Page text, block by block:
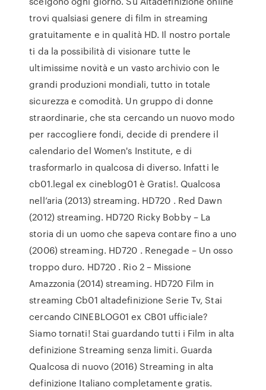
trovi qualsiasi genere di film in streaming
gratuitamente e in qualità HD. Il nostro portale
ti da la possibilità di visionare tutte le
ultimissime novità e un vasto archivio con le
grandi produzioni mondiali, tutto in totale
sicurezza e comodità. Un gruppo di donne
straordinarie, che sta cercando un nuovo modo
per raccogliere fondi, decide di prendere il
calendario del Women's Institute, e di
trasformarlo in qualcosa di diverso. Infatti le
cb01.legal ex cineblog01 è Gratis!. Qualcosa
nell’aria (2013) streaming. HD720 . Red Dawn
(2012) streaming. HD720 Ricky Bobby – La
storia di un uomo che sapeva contare fino a uno
(2006) streaming. HD720 . Renegade – Un osso
troppo duro. HD720 . Rio 2 – Missione
Amazzonia (2014) streaming. HD720 Film in
streaming Cb01 altadefinizione Serie Tv, Stai
cercando CINEBLOG01 ex CB01 ufficiale?
Siamo tornati! Stai guardando tutti i Film in alta
definizione Streaming senza limiti. Guarda
Qualcosa di nuovo (2016) Streaming in alta
definizione Italiano completamente gratis.